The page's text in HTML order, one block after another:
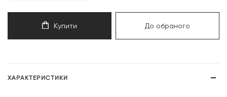
Купити До обраного
ХАРАКТЕРИСТИКИ